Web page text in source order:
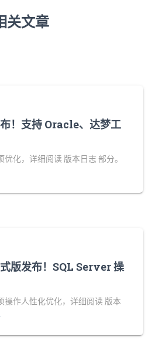
关文章
！支持 Oracle、达梦工
优化，详细阅读 版本日志 部分。
版发布！SQL Server 操
操作人性化优化，详细阅读 版本